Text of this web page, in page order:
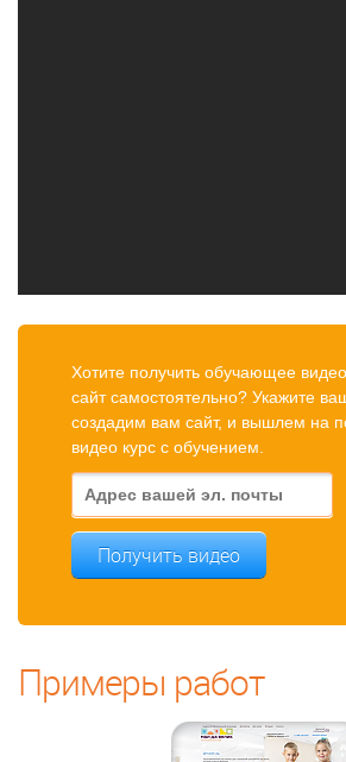
Хотите получить обучающее
сайт самостоятельно? Укажите
создадим вам сайт, и вышлем на
видео курс с обучением.
Получить видео
Примеры работ